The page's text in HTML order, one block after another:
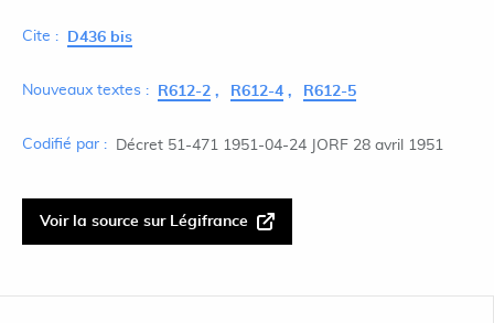
Cite : D436 bis
Nouveaux textes : R612-2 R612-4 R612-5
Codifié par : Décret 51-471 1951-04-24 JORF 28 avril 1951
Voir la source sur Légifrance